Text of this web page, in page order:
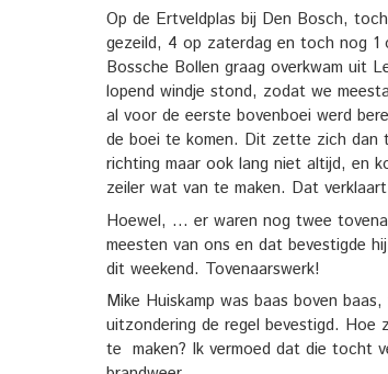
Op de Ertveldplas bij Den Bosch,
gezeild, 4 op zaterdag en toch nog 1
Bossche Bollen graag overkwam uit
lopend windje stond, zodat we
al voor de eerste bovenboei werd
de boei te komen. Dit zette zich dan
richting maar ook lang niet altijd, en
zeiler wat van te maken. Dat
Hoewel, … er waren nog twee
meesten van ons en dat bevestigde
dit weekend. Tovenaarswerk!
Mike Huiskamp was baas boven
uitzondering de regel bevestigd. Hoe
te maken? Ik vermoed dat die tocht